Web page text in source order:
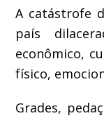
A catástrofe
país
econômico,
físico,
Grades,